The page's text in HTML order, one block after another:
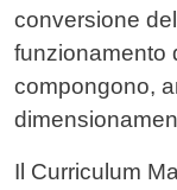
conversione
funzionamento
compongono,
Il Curriculum